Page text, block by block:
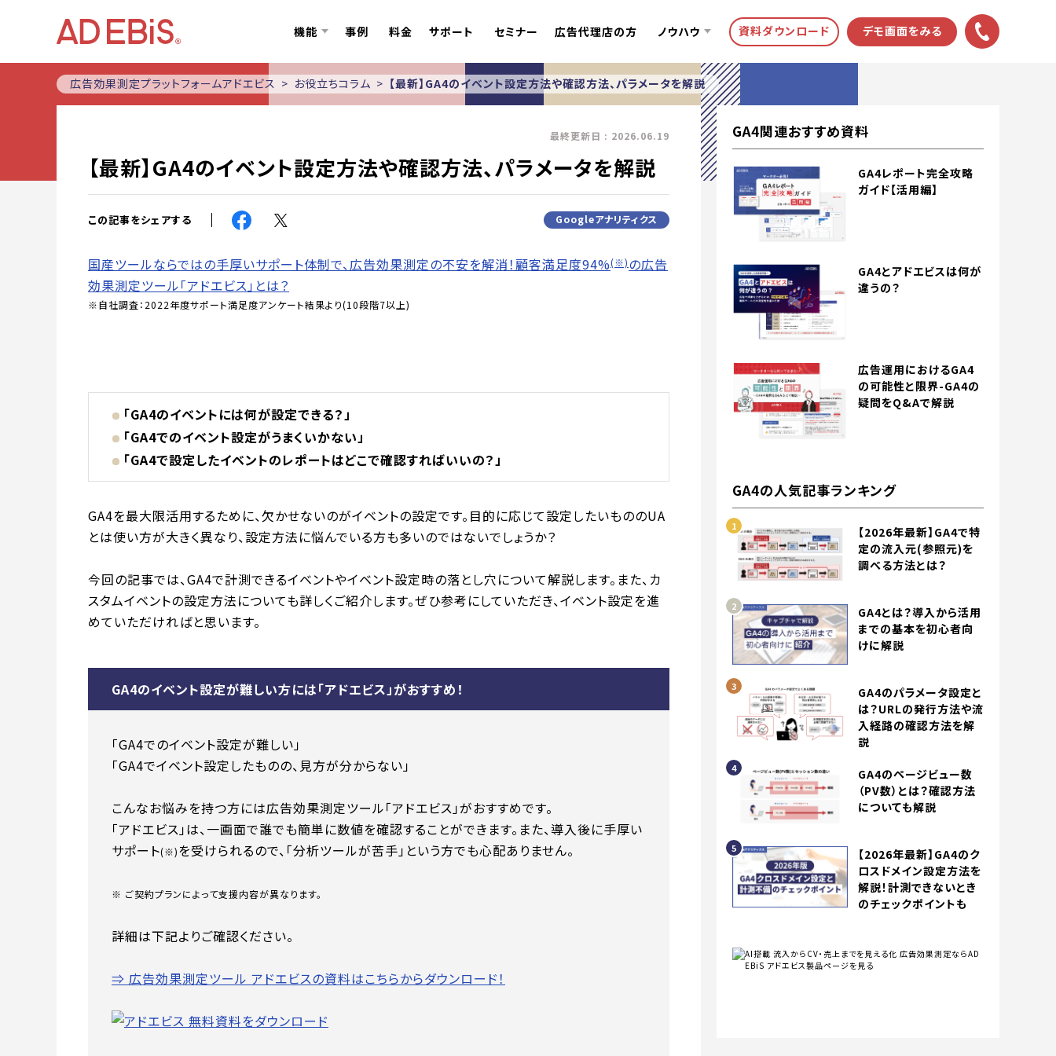
機能 事例 料金 サポート セミナー 広告代理店の方 ノウハウ 資料ダウンロード デモ画面をみる
広告効果測定プラットフォームアドエビス お役立ちコラム 【最新】GA4のイベント設定方法や確認方法、パラメータを解説
最終更新日 : 2026.06.19
【最新】GA4のイベント設定方法や確認方法、パラメータを解説
この記事をシェアする Googleアナリティクス
国産ツールならではの手厚いサポート体制で、広告効果測定の不安を解消！顧客満足度94%(※)の広告
効果測定ツール「アドエビス」とは？
※自社調査：2022年度サポート満足度アンケート結果より(10段階7以上)
「GA4のイベントには何が設定できる？」
「GA4でのイベント設定がうまくいかない」
「GA4で設定したイベントのレポートはどこで確認すればいいの？」
GA4を最大限活用するために、欠かせないのがイベントの設定です。目的に応じて設定したいもののUA
とは使い方が大きく異なり、設定方法に悩んでいる方も多いのではないでしょうか？
今回の記事では、GA4で計測できるイベントやイベント設定時の落とし穴について解説します。また、カ
スタムイベントの設定方法についても詳しくご紹介します。ぜひ参考にしていただき、イベント設定を進
めていただければと思います。
GA4のイベント設定が難しい方には「アドエビス」がおすすめ！
「GA4でのイベント設定が難しい」
「GA4でイベント設定したものの、見方が分からない」
こんなお悩みを持つ方には広告効果測定ツール「アドエビス」がおすすめです。
「アドエビス」は、一画面で誰でも簡単に数値を確認することができます。また、導入後に手厚い
サポート(※)を受けられるので、「分析ツールが苦手」という方でも心配ありません。
※ ご契約プランによって支援内容が異なります。
詳細は下記よりご確認ください。
⇒ 広告効果測定ツール アドエビスの資料はこちらからダウンロード！
GA4関連おすすめ資料
GA4レポート完全攻略
ガイド【活用編】
GA4とアドエビスは何が
違うの？
広告運用におけるGA4
の可能性と限界-GA4の
疑問をQ&Aで解説
GA4の人気記事ランキング
【2026年最新】GA4で特
定の流入元(参照元)を
調べる方法とは？
GA4とは？導入から活用
までの基本を初心者向
けに解説
GA4のパラメータ設定と
は？URLの発行方法や流
入経路の確認方法を解
説
GA4のページビュー数
（PV数）とは？確認方法
についても解説
【2026年最新】GA4のク
ロスドメイン設定方法を
解説！計測できないとき
のチェックポイントも